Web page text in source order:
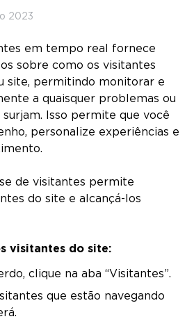
2023
em tempo real fornece
sobre como os visitantes
site, permitindo monitorar e
a quaisquer problemas ou
Isso permite que você
personalize experiências e
de visitantes permite
do site e alcançá-los
visitantes do site:
clique na aba “Visitantes”.
que estão navegando